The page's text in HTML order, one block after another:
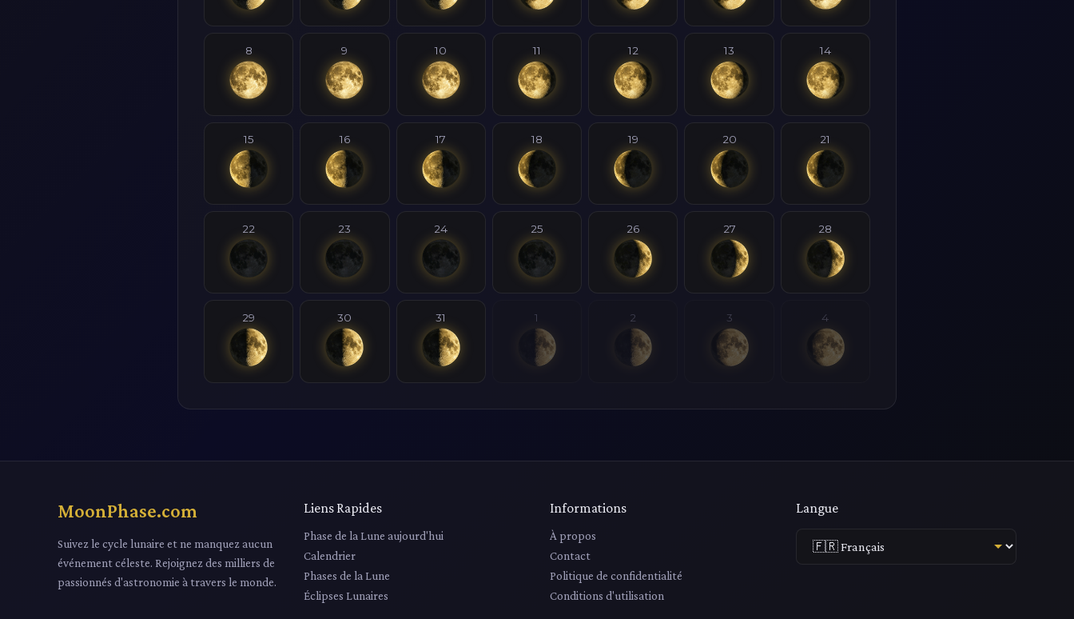
8 9 10 11 12 13 14
15 16 17 18 19 20 21
22 23 24 25 26 27 28
29 30 31 1 2 3 4
MoonPhase.com
Suivez le cycle lunaire et ne manquez aucun
événement céleste. Rejoignez des milliers de
passionnés d'astronomie à travers le monde.
Liens Rapides
Phase de la Lune aujourd'hui
Calendrier
Phases de la Lune
Éclipses Lunaires
Informations
À propos
Contact
Politique de confidentialité
Conditions d'utilisation
Langue